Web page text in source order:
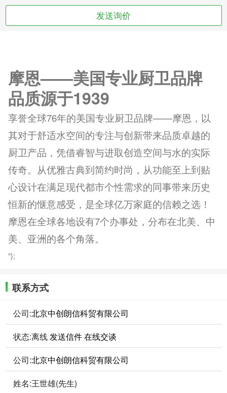
发送询价
摩恩——美国专业厨卫品牌
品质源于1939
享誉全球76年的美国专业厨卫品牌——摩恩，以
其对于舒适水空间的专注与创新带来品质卓越的
厨卫产品，凭借睿智与进取创造空间与水的实际
传奇。从优雅古典到简约时尚，从功能至上到贴
心设计在满足现代都市个性需求的同事带来历史
恒新的惬意感受，是全球亿万家庭的信赖之选！
摩恩在全球各地设有7个办事处，分布在北美、中
美、亚洲的各个角落。
"};
联系方式
公司:北京中创朗信科贸有限公司
状态:离线 发送信件在线交谈
公司:北京中创朗信科贸有限公司
姓名:王世雄(先生)